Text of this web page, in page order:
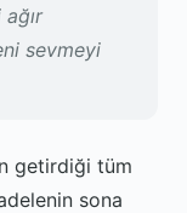
sevmeyi
getirdiği tüm
sona